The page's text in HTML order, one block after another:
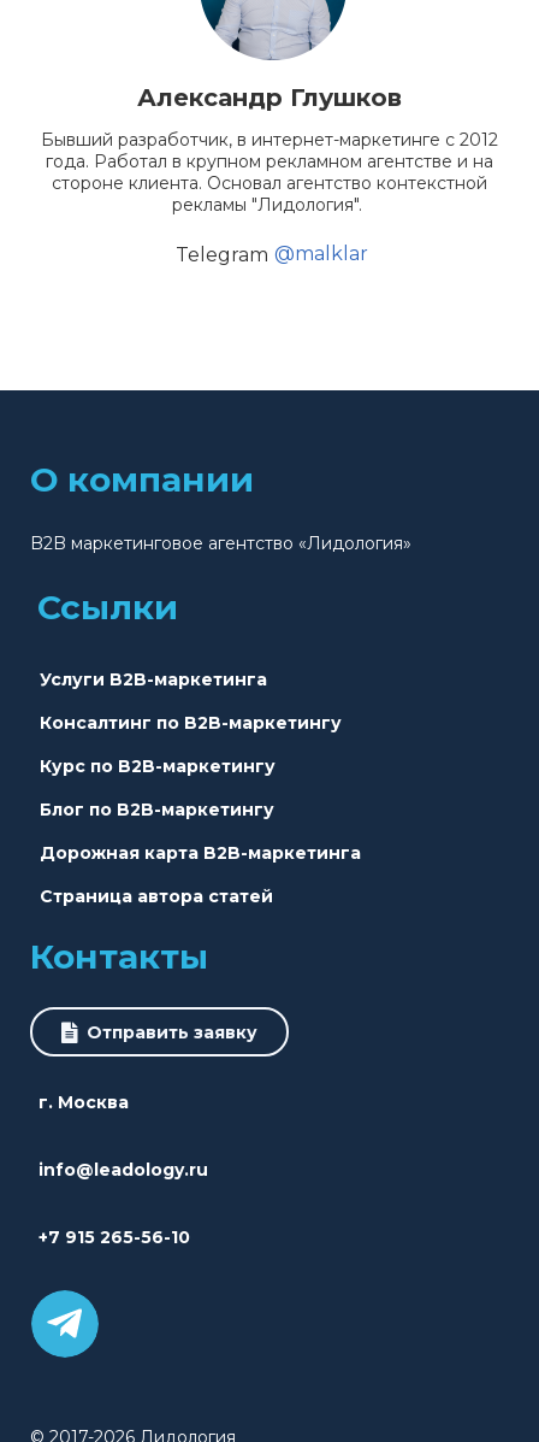
Александр Глушков
Бывший разработчик, в интернет-маркетинге с 2012
года. Работал в крупном рекламном агентстве и на
стороне клиента. Основал агентство контекстной
рекламы "Лидология".
Telegram @malklar
О компании
B2B маркетинговое агентство «Лидология»
Ссылки
Услуги B2B-маркетинга
Консалтинг по B2B-маркетингу
Курс по B2B-маркетингу
Блог по B2B-маркетингу
Дорожная карта B2B-маркетинга
Страница автора статей
Контакты
Отправить заявку
г. Москва
info@leadology.ru
+7 915 265-56-10
© 2017-2026 Лидология